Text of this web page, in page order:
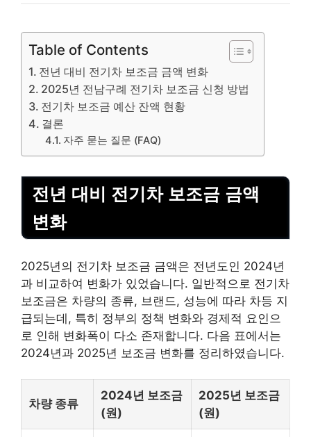
Table of Contents
전년 대비 전기차 보조금 금액 변화
2025년 전남구례 전기차 보조금 신청 방법
전기차 보조금 예산 잔액 현황
결론
자주 묻는 질문 (FAQ)
전년 대비 전기차 보조금 금액
변화
2025년의 전기차 보조금 금액은 전년도인 2024년
과 비교하여 변화가 있었습니다. 일반적으로 전기차
보조금은 차량의 종류, 브랜드, 성능에 따라 차등 지
급되는데, 특히 정부의 정책 변화와 경제적 요인으
로 인해 변화폭이 다소 존재합니다. 다음 표에서는
2024년과 2025년 보조금 변화를 정리하였습니다.
차량 종류
2024년 보조금
(원)
2025년 보조금
(원)